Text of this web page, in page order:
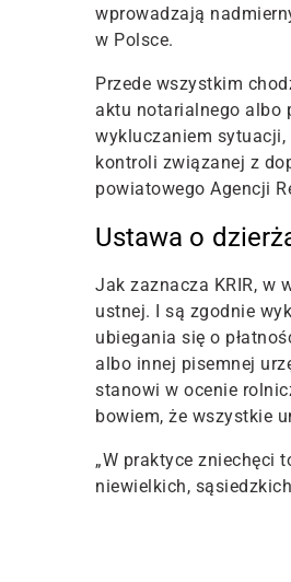
wprowadzają
w Polsce.
Przede wszystkim
aktu notarialnego albo
wykluczaniem sytuacji,
kontroli związanej z
powiatowego Agencji
Ustawa o
Jak zaznacza KRIR, w
ustnej. I są zgodnie
ubiegania się o
albo innej pisemnej
stanowi w ocenie
bowiem, że wszystkie
„W praktyce zniechęci
niewielkich,